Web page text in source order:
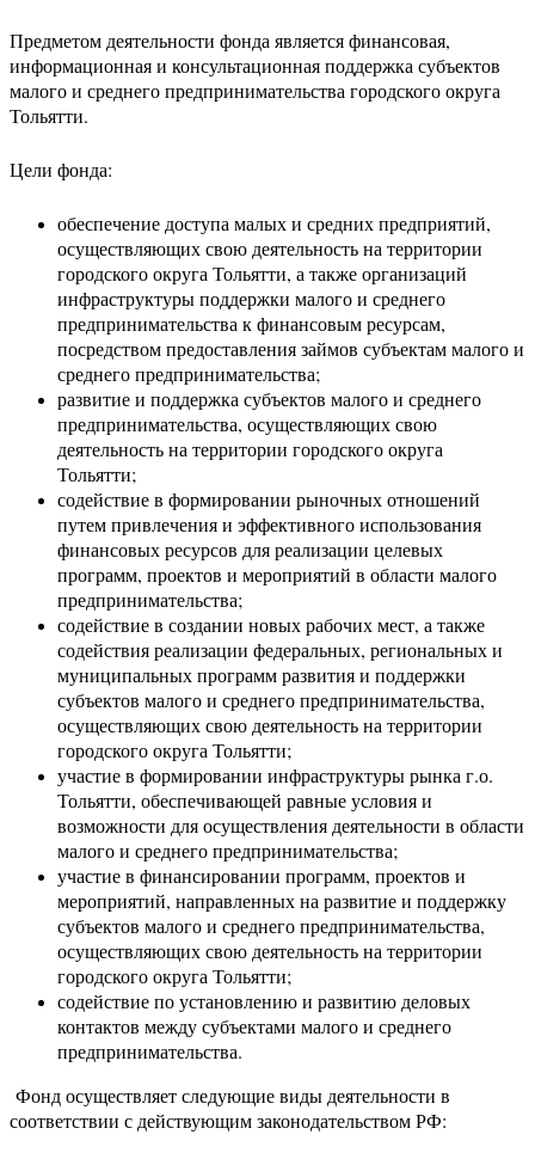
Предметом деятельности фонда является финансовая,
информационная и консультационная поддержка субъектов
малого и среднего предпринимательства городского округа
Тольятти.
Цели фонда:
обеспечение доступа малых и средних предприятий,
осуществляющих свою деятельность на территории
городского округа Тольятти, а также организаций
инфраструктуры поддержки малого и среднего
предпринимательства к финансовым ресурсам,
посредством предоставления займов субъектам малого и
среднего предпринимательства;
развитие и поддержка субъектов малого и среднего
предпринимательства, осуществляющих свою
деятельность на территории городского округа
Тольятти;
содействие в формировании рыночных отношений
путем привлечения и эффективного использования
финансовых ресурсов для реализации целевых
программ, проектов и мероприятий в области малого
предпринимательства;
содействие в создании новых рабочих мест, а также
содействия реализации федеральных, региональных и
муниципальных программ развития и поддержки
субъектов малого и среднего предпринимательства,
осуществляющих свою деятельность на территории
городского округа Тольятти;
участие в формировании инфраструктуры рынка г.о.
Тольятти, обеспечивающей равные условия и
возможности для осуществления деятельности в области
малого и среднего предпринимательства;
участие в финансировании программ, проектов и
мероприятий, направленных на развитие и поддержку
субъектов малого и среднего предпринимательства,
осуществляющих свою деятельность на территории
городского округа Тольятти;
содействие по установлению и развитию деловых
контактов между субъектами малого и среднего
предпринимательства.
Фонд осуществляет следующие виды деятельности в
соответствии с действующим законодательством РФ: